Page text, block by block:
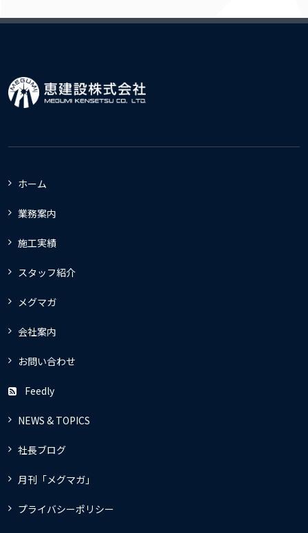
ホーム
業務案内
施工実績
スタッフ紹介
メグマガ
会社案内
お問い合わせ
Feedly
NEWS & TOPICS
社長ブログ
月刊「メグマガ」
プライバシーポリシー